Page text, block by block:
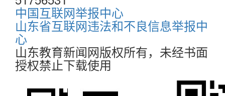
中国互联网举报中心
山东省互联网违法和不良信息举报中
心
山东教育新闻网版权所有，未经书面
授权禁止下载使用